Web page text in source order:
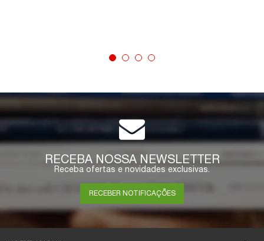
COMPRAR
RECEBA NOSSA NEWSLETTER
Receba ofertas e novidades exclusivas.
RECEBER NOTIFICAÇÕES